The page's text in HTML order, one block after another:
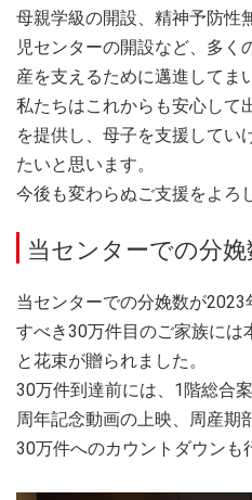
母親学級の開設、精神予防性
児センターの開設など、多く
産を支えるために邁進してま
私たちはこれからも安心して
を提供し、母子を支援してい
たいと思います。
今後も変わらぬご支援をよろ
当センターでの分
当センターでの分娩数が
すべき30万件目のご家族には
と花束が贈られました。
30万件到達前には、1階総合
周年記念動画の上映、周産期
30万件へのカウントダウンも